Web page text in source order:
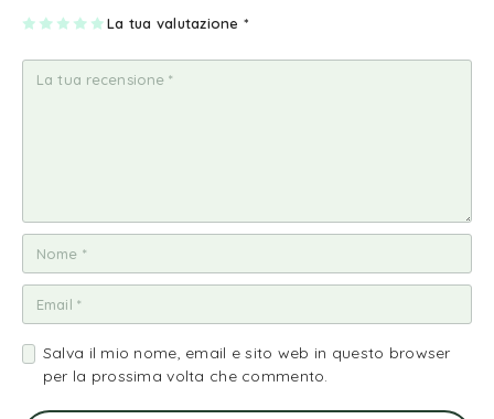
La tua valutazione *
1
a
2
e
su
5
3
e
su
5
4
e
su
5
5
e
su
5
Salva il mio nome, email e sito web in questo browser
per la prossima volta che commento.